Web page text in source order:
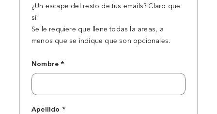
¿Un escape del resto de tus emails? Claro que
sí.
Se le requiere que llene todas la areas, a
menos que se indique que son opcionales.
Nombre *
Apellido *